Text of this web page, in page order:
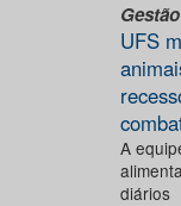
Gestão
UFS
A
diários